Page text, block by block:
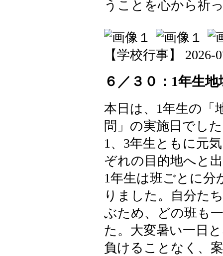
うことを心から祈
【学校行事】 2026-
６／３０：1年生
本日は、1年生の「
問」の実施日でし
1、3年生ともに元
ぞれの目的地へと
1年生は班ごとに分
りました。自分た
ぶため、どの班も
た。大変暑い一日
負けることなく、